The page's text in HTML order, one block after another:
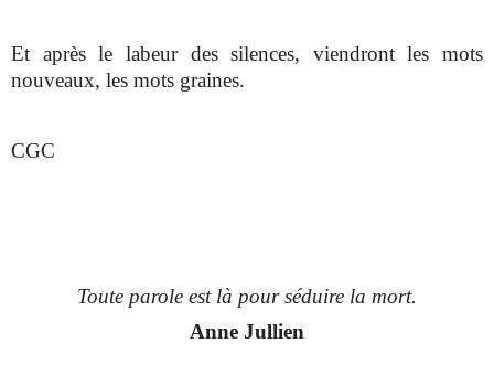
Et après le labeur des silences, viendront les mots
nouveaux, les mots graines.
CGC
Toute parole est là pour séduire la mort.
Anne Jullien